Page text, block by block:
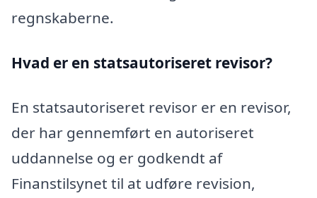
regnskaberne.
Hvad er en statsautoriseret revisor?
En statsautoriseret revisor er en revisor,
der har gennemført en autoriseret
uddannelse og er godkendt af
Finanstilsynet til at udføre revision,